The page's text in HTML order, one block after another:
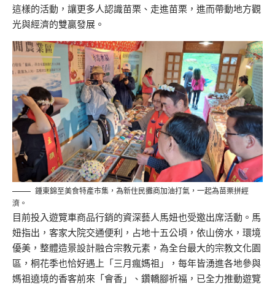
這樣的活動，讓更多人認識苗栗、走進苗栗，進而帶動地方觀
光與經濟的雙贏發展。
鍾東錦至美食特產市集，為新住民攤商加油打氣，一起為苗栗拼經
濟。
目前投入遊覽車商品行銷的資深藝人馬妞也受邀出席活動。馬
妞指出，客家大院交通便利，占地十五公頃，依山傍水，環境
優美，整體造景設計融合宗教元素，為全台最大的宗教文化園
區，桐花季也恰好遇上「三月瘋媽祖」，每年皆湧進各地參與
媽祖遶境的香客前來「會香」、鑽轎腳祈福，已全力推動遊覽